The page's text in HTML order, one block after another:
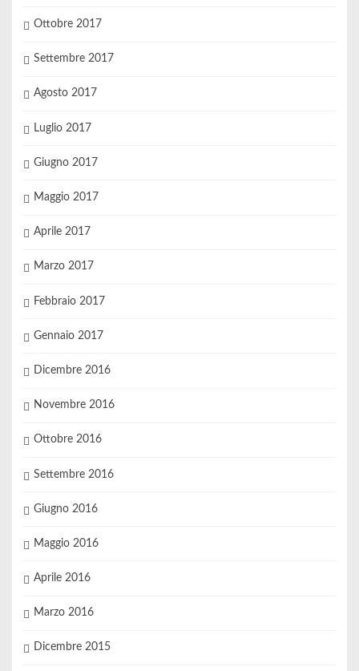
Ottobre 2017
Settembre 2017
Agosto 2017
Luglio 2017
Giugno 2017
Maggio 2017
Aprile 2017
Marzo 2017
Febbraio 2017
Gennaio 2017
Dicembre 2016
Novembre 2016
Ottobre 2016
Settembre 2016
Giugno 2016
Maggio 2016
Aprile 2016
Marzo 2016
Dicembre 2015